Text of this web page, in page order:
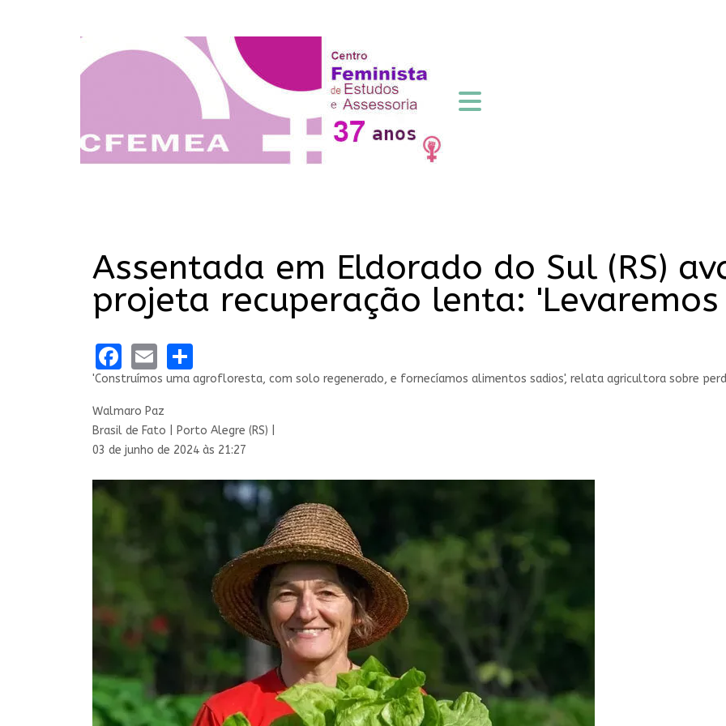
Assentada em Eldorado do Sul (RS)
projeta recuperação lenta:
Facebook
Email
'Construímos uma agrofloresta, com solo regenerado, e fornecíamos alimentos sadios', relata agricultora sobre
Walmaro Paz
Brasil de Fato | Porto Alegre (RS) |
03 de junho de 2024 às 21:27